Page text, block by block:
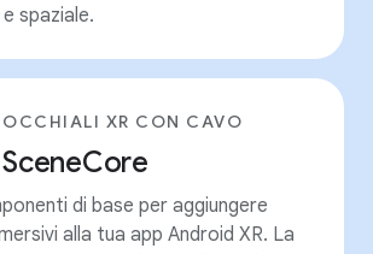
spaziale.
XR CON CAVO
di base per aggiungere
alla tua app Android XR. La